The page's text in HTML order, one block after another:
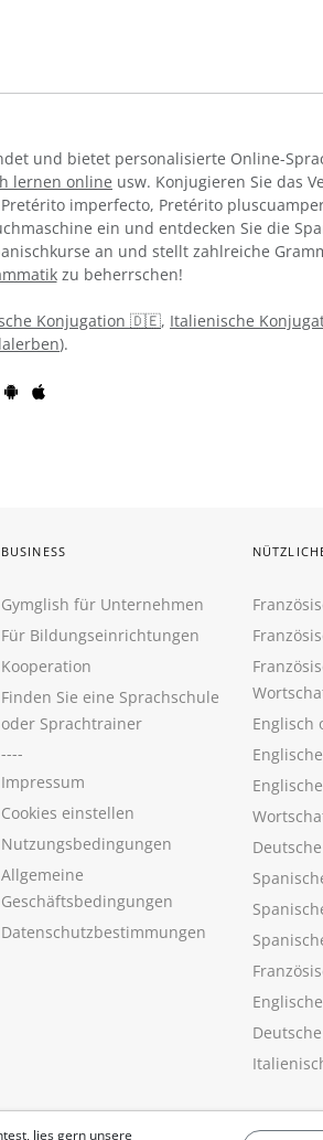
und bietet personalisierte Online-
lernen online usw. Konjugieren Sie das
imperfecto, Pretérito
ein und entdecken Sie die
an und stellt zahlreiche
zu beherrschen!
Konjugation 🇩🇪, Italienische
).
lies gern unsere
BUSINESS
Gymglish für Unternehmen
Für Bildungseinrichtungen
Kooperation
Finden Sie eine Sprachschule
oder Sprachtrainer
----
Impressum
Cookies einstellen
Nutzungsbedingungen
Allgemeine
Geschäftsbedingungen
Datenschutzbestimmungen
Englisch